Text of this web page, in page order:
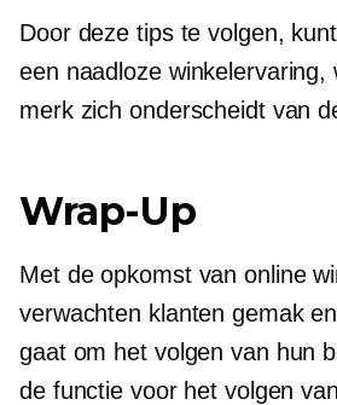
Door deze tips te volgen,
een naadloze winkelervaring,
merk zich onderscheidt van
Wrap-Up
Met de opkomst van online
verwachten klanten gemak
gaat om het volgen van hun
de functie voor het volgen